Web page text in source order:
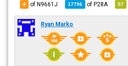
4 of N9661J 17796 ofP28A 57
Ryan Marko